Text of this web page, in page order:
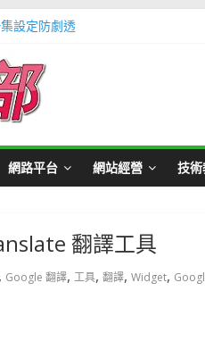
設定防劇透
Visa / Master Card 網站
不用出門玩遊戲教學
砍帳號教學
網路平台 網站經營 技
翻譯工具
, Google 翻譯, 工具, 翻譯, Widget,